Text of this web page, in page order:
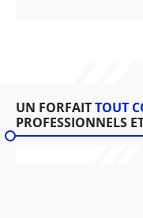
UN FORFAITTOUT
PROFESSIONNELS